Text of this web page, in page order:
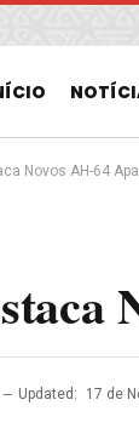
Novos AH-64
Updated: 17 de